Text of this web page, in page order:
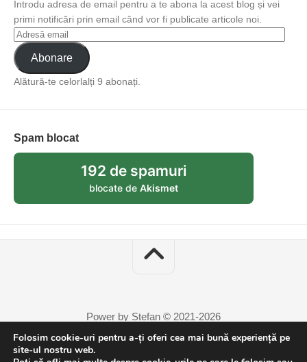
Introdu adresa de email pentru a te abona la acest blog și vei
primi notificări prin email când vor fi publicate articole noi.
Abonare
Alătură-te celorlalți 9 abonați.
Spam blocat
192 de spamuri
blocate de Akismet
Power by Stefan © 2021-2026
Folosim cookie-uri pentru a-ți oferi cea mai bună experiență pe
site-ul nostru web.